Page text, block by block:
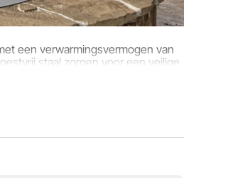
een verwarmingsvermogen van
staal zorgen voor een veilige